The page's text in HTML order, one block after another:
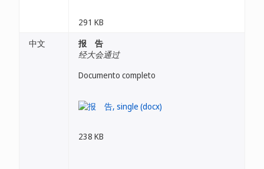
291 KB
中文
报 告
经大会通过
Documento completo
238 KB